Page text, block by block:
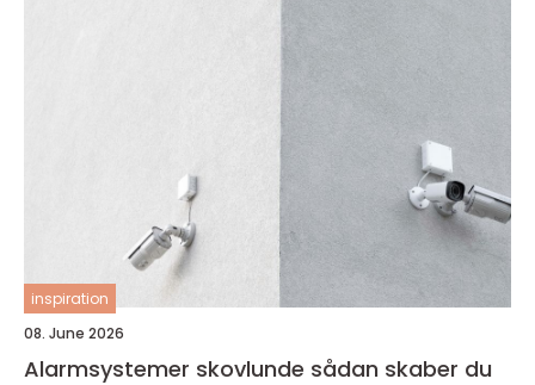
inspiration
08. June 2026
Alarmsystemer skovlunde sådan skaber du